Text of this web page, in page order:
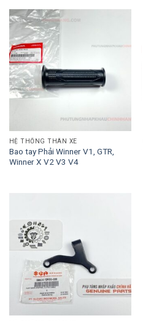
HỆ THỐNG THÂN XE
Bao tay Phải Winner V1, GTR,
Winner X V2 V3 V4